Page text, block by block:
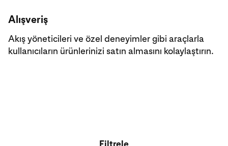
Alışveriş
Akış yöneticileri ve özel deneyimler gibi araçlarla
kullanıcıların ürünlerinizi satın almasını kolaylaştırın.
Filtrele